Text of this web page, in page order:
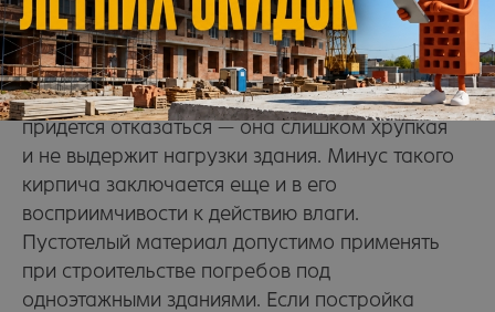
Кирпич для погреба используют
исключительно строительный, красного цвета.
От применения силикатной разновидности
придется отказаться — она слишком хрупкая
и не выдержит нагрузки здания. Минус такого
кирпича заключается еще и в его
восприимчивости к действию влаги.
Пустотелый материал допустимо применять
при строительстве погребов под
одноэтажными зданиями. Если постройка